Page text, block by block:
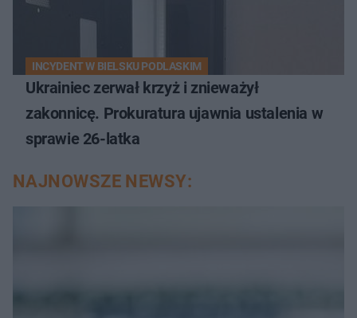
INCYDENT W BIELSKU PODLASKIM
Ukrainiec zerwał krzyż i znieważył
zakonnicę. Prokuratura ujawnia ustalenia w
sprawie 26-latka
NAJNOWSZE NEWSY: